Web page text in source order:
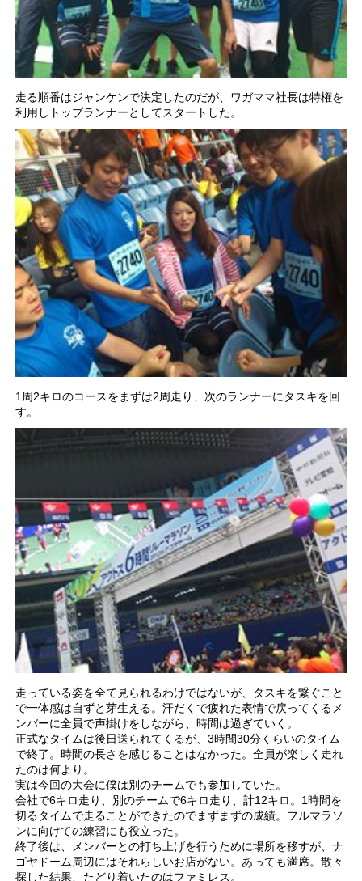
走る順番はジャンケンで決定したのだが、ワガママ社長は特権を
利用しトップランナーとしてスタートした。
1周2キロのコースをまずは2周走り、次のランナーにタスキを回
す。
走っている姿を全て見られるわけではないが、タスキを繋ぐこと
で一体感は自ずと芽生える。汗だくで疲れた表情で戻ってくるメ
ンバーに全員で声掛けをしながら、時間は過ぎていく。
正式なタイムは後日送られてくるが、3時間30分くらいのタイム
で終了。時間の長さを感じることはなかった。全員が楽しく走れ
たのは何より。
実は今回の大会に僕は別のチームでも参加していた。
会社で6キロ走り、別のチームで6キロ走り、計12キロ。1時間を
切るタイムで走ることができたのでまずまずの成績。フルマラソ
ンに向けての練習にも役立った。
終了後は、メンバーとの打ち上げを行うために場所を移すが、ナ
ゴヤドーム周辺にはそれらしいお店がない。あっても満席。散々
探した結果、たどり着いたのはファミレス。